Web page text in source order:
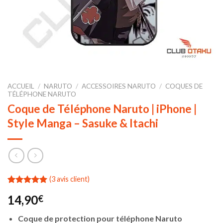
ACCUEIL / NARUTO / ACCESSOIRES NARUTO / COQUES DE
TÉLÉPHONE NARUTO
Coque de Téléphone Naruto | iPhone |
Style Manga – Sasuke & Itachi
sur 5 basé
sur
notations
(3avis client)
14,90€
Coque de protection pour téléphone Naruto